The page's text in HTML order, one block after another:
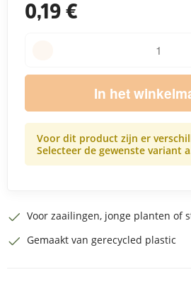
0,19 €
In het
Voor dit product zijn er
Selecteer de gewenste variant
Voor zaailingen, jonge planten of
Gemaakt van gerecycled plastic